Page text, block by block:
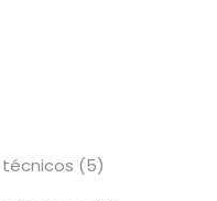
(5)